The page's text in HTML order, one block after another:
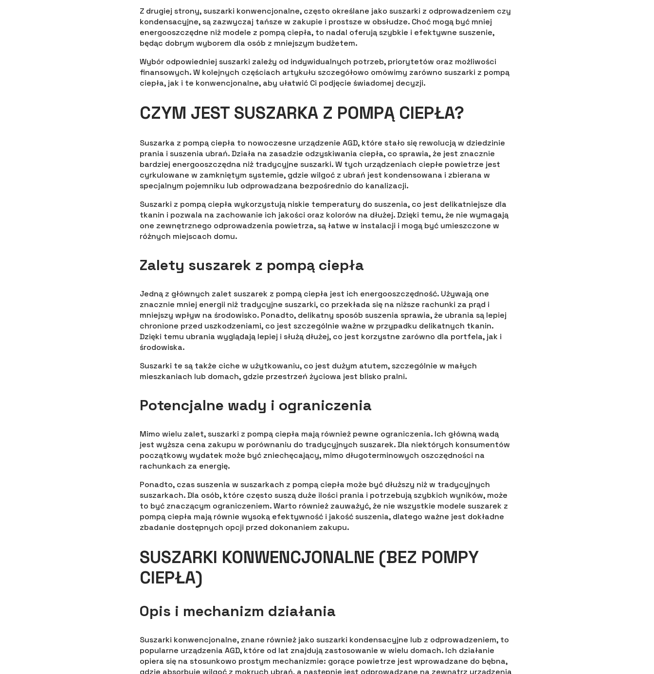
Z drugiej strony, suszarki konwencjonalne, często określane jako suszarki z odprowadzeniem czy
kondensacyjne, są zazwyczaj tańsze w zakupie i prostsze w obsłudze. Choć mogą być mniej
energooszczędne niż modele z pompą ciepła, to nadal oferują szybkie i efektywne suszenie,
będąc dobrym wyborem dla osób z mniejszym budżetem.
Wybór odpowiedniej suszarki zależy od indywidualnych potrzeb, priorytetów oraz możliwości
finansowych. W kolejnych częściach artykułu szczegółowo omówimy zarówno suszarki z pompą
ciepła, jak i te konwencjonalne, aby ułatwić Ci podjęcie świadomej decyzji.
CZYM JEST SUSZARKA Z POMPĄ CIEPŁA?
Suszarka z pompą ciepła to nowoczesne urządzenie AGD, które stało się rewolucją w dziedzinie
prania i suszenia ubrań. Działa na zasadzie odzyskiwania ciepła, co sprawia, że jest znacznie
bardziej energooszczędna niż tradycyjne suszarki. W tych urządzeniach ciepłe powietrze jest
cyrkulowane w zamkniętym systemie, gdzie wilgoć z ubrań jest kondensowana i zbierana w
specjalnym pojemniku lub odprowadzana bezpośrednio do kanalizacji.
Suszarki z pompą ciepła wykorzystują niskie temperatury do suszenia, co jest delikatniejsze dla
tkanin i pozwala na zachowanie ich jakości oraz kolorów na dłużej. Dzięki temu, że nie wymagają
one zewnętrznego odprowadzenia powietrza, są łatwe w instalacji i mogą być umieszczone w
różnych miejscach domu.
Zalety suszarek z pompą ciepła
Jedną z głównych zalet suszarek z pompą ciepła jest ich energooszczędność. Używają one
znacznie mniej energii niż tradycyjne suszarki, co przekłada się na niższe rachunki za prąd i
mniejszy wpływ na środowisko. Ponadto, delikatny sposób suszenia sprawia, że ubrania są lepiej
chronione przed uszkodzeniami, co jest szczególnie ważne w przypadku delikatnych tkanin.
Dzięki temu ubrania wyglądają lepiej i służą dłużej, co jest korzystne zarówno dla portfela, jak i
środowiska.
Suszarki te są także ciche w użytkowaniu, co jest dużym atutem, szczególnie w małych
mieszkaniach lub domach, gdzie przestrzeń życiowa jest blisko pralni.
Potencjalne wady i ograniczenia
Mimo wielu zalet, suszarki z pompą ciepła mają również pewne ograniczenia. Ich główną wadą
jest wyższa cena zakupu w porównaniu do tradycyjnych suszarek. Dla niektórych konsumentów
początkowy wydatek może być zniechęcający, mimo długoterminowych oszczędności na
rachunkach za energię.
Ponadto, czas suszenia w suszarkach z pompą ciepła może być dłuższy niż w tradycyjnych
suszarkach. Dla osób, które często suszą duże ilości prania i potrzebują szybkich wyników, może
to być znaczącym ograniczeniem. Warto również zauważyć, że nie wszystkie modele suszarek z
pompą ciepła mają równie wysoką efektywność i jakość suszenia, dlatego ważne jest dokładne
zbadanie dostępnych opcji przed dokonaniem zakupu.
SUSZARKI KONWENCJONALNE (BEZ POMPY
CIEPŁA)
Opis i mechanizm działania
Suszarki konwencjonalne, znane również jako suszarki kondensacyjne lub z odprowadzeniem, to
popularne urządzenia AGD, które od lat znajdują zastosowanie w wielu domach. Ich działanie
opiera się na stosunkowo prostym mechanizmie: gorące powietrze jest wprowadzane do bębna,
gdzie absorbuje wilgoć z mokrych ubrań, a następnie jest odprowadzane na zewnątrz urządzenia